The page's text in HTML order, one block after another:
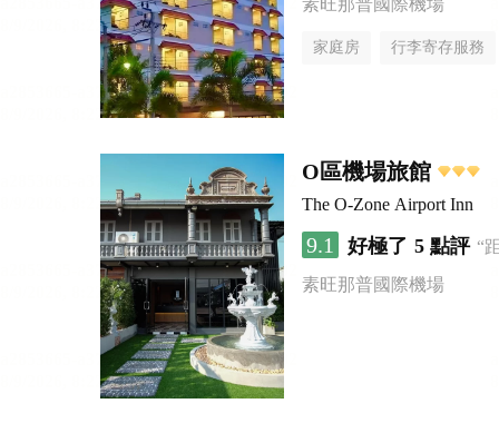
素旺那普國際機場
家庭房 行李寄存服務
O區機場旅館
The O-Zone Airport Inn
9.1 好極了 5 點評 “
素旺那普國際機場